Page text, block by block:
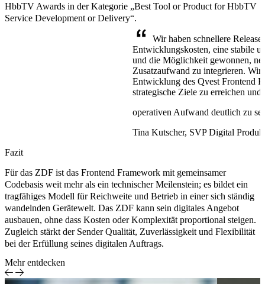
HbbTV Awards in der Kategorie „Best Tool or Product for HbbTV
Service Development or Delivery“.
Wir haben schnellere
Entwicklungskosten, eine stabile
und die Möglichkeit gewonnen,
Zusatzaufwand zu integrieren. Wir
Entwicklung des Qvest Frontend
strategische Ziele zu erreichen
operativen Aufwand deutlich zu
Tina Kutscher, SVP Digital
Fazit
Für das ZDF ist das Frontend Framework mit gemeinsamer
Codebasis weit mehr als ein technischer Meilenstein; es bildet ein
tragfähiges Modell für Reichweite und Betrieb in einer sich ständig
wandelnden Gerätewelt. Das ZDF kann sein digitales Angebot
ausbauen, ohne dass Kosten oder Komplexität proportional steigen.
Zugleich stärkt der Sender Qualität, Zuverlässigkeit und Flexibilität
bei der Erfüllung seines digitalen Auftrags.
Mehr entdecken